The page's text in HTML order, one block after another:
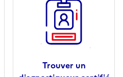
Trouver un